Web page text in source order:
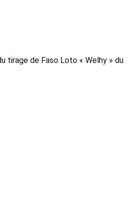
tirage de Faso Loto « Welhy » du